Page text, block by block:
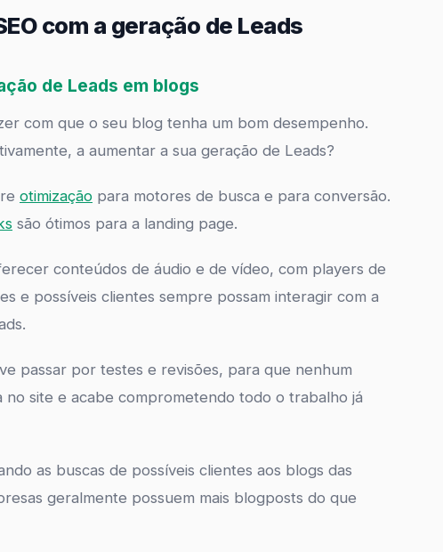
com a geração de Leads
de Leads em blogs
com que o seu blog tenha um bom desempenho.
a aumentar a sua geração de Leads?
otimização para motores de busca e para conversão.
são ótimos para a landing page.
conteúdos de áudio e de vídeo, com players de
e possíveis clientes sempre possam interagir com a
passar por testes e revisões, para que nenhum
site e acabe comprometendo todo o trabalho já
as buscas de possíveis clientes aos blogs das
geralmente possuem mais blogposts do que